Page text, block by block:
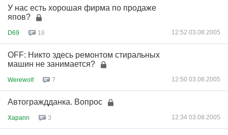
У нас есть хорошая фирма по продаже
япов?
D69 16 12:52 03.08.2005
OFF: Никто здесь ремонтом стиральных
машин не занимается?
Werewolf 7 12:50 03.08.2005
Автограждданка. Вопрос
Xapann 3 12:34 03.08.2005